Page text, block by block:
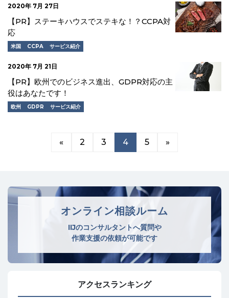
2020年 7月 27日
【PR】ステーキハウスでステキな！？CCPA対
応
米国 CCPA サービス紹介
2020年 7月 21日
【PR】欧州でのビジネス進出、GDPR対応の主
役はあなたです！
欧州 GDPR サービス紹介
« 2 3 4 5 »
オンライン相談ルーム
IIJのコンサルタントへ質問や
作業支援の依頼が可能です
アクセスランキング